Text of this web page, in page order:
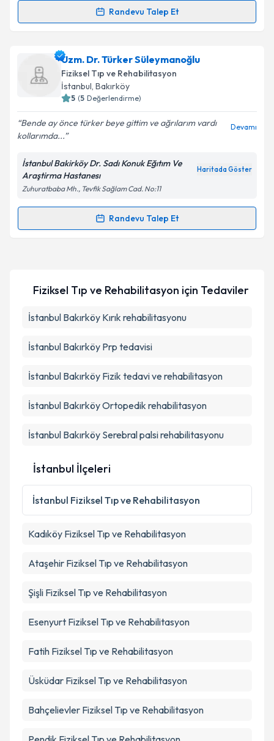
Kişisel verilerimin işlenmesine ilişkin
Metni'ni okudum ve kişisel verilerimin belirtilen
Takvim Talebini Gönder
Randevu Talep Et
Randevu Takvimi Talebi
Uzm. Dr. Necdet Dumancıiçin randevu takvimi
talebi oluşturun. Size bu uzmandan randevu almanız
için bir takvim hazırlandığında e-posta ile
bilgilendireceğiz.
E-posta Adresiniz
Kişisel verilerimin işlenmesine ilişkin
Metni 'ni okudum ve kişisel verilerimin belirtilen
kapsamda işlenmesini kabul ediyorum.
Uzm. Dr. Türker Süleymanoğlu
Fiziksel Tıp ve Rehabilitasyon
İstanbul, Bakırköy
5 (5 Değerlendirme)
Bende ay önce türker beye gittim ve ağrılarım vardı
kollarımda...
Devamı
İstanbul Bakirköy Dr. Sadı Konuk Eğıtım Ve
Araştirma Hastanesı
Haritada Göster
Zuhuratbaba Mh., Tevfik Sağlam Cad. No:11
Randevu Talep Et
Randevu Takvimi Talebi
için bir takvim hazırlandığında e-posta ile
E-posta Adresiniz
kapsamda işlenmesini kabul ediyorum.
Fiziksel Tıp ve Rehabilitasyon için Tedaviler
İstanbul Bakırköy Kırık rehabilitasyonu
İstanbul Bakırköy Prp tedavisi
İstanbul Bakırköy Fizik tedavi ve rehabilitasyon
İstanbul Bakırköy Ortopedik rehabilitasyon
İstanbul Bakırköy Serebral palsi rehabilitasyonu
İstanbul İlçeleri
İstanbul Fiziksel Tıp ve Rehabilitasyon
Kadıköy Fiziksel Tıp ve Rehabilitasyon
Ataşehir Fiziksel Tıp ve Rehabilitasyon
Şişli Fiziksel Tıp ve Rehabilitasyon
Esenyurt Fiziksel Tıp ve Rehabilitasyon
Fatih Fiziksel Tıp ve Rehabilitasyon
Üsküdar Fiziksel Tıp ve Rehabilitasyon
Bahçelievler Fiziksel Tıp ve Rehabilitasyon